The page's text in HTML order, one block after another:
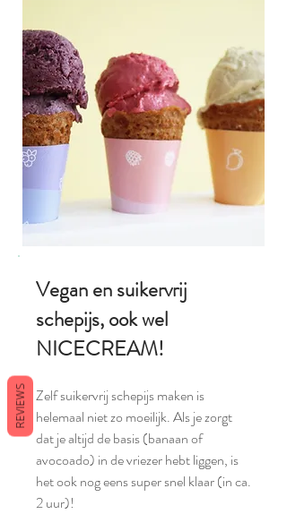
Vegan en suikervrij
schepijs, ook wel
NICECREAM!
Zelf suikervrij schepijs maken is
helemaal niet zo moeilijk. Als je zorgt
dat je altijd de basis (banaan of
avocoado) in de vriezer hebt liggen, is
het ook nog eens super snel klaar (in ca.
2 uur)!
REVIEWS